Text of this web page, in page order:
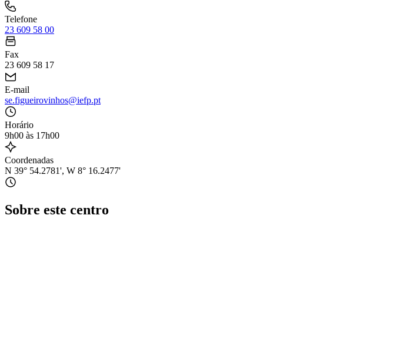
Telefone
23 609 58 00
Fax
23 609 58 17
E-mail
se.figueirovinhos@iefp.pt
Horário
9h00 às 17h00
Coordenadas
N 39° 54.2781', W 8° 16.2477'
Sobre este centro